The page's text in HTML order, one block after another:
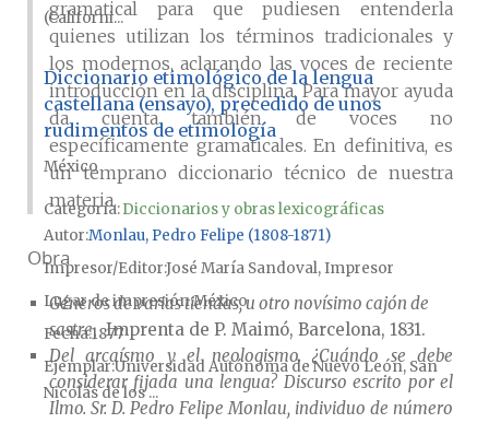
gramatical para que pudiesen entenderla
quienes utilizan los términos tradicionales y
los modernos, aclarando las voces de reciente
introducción en la disciplina. Para mayor ayuda
da cuenta también de voces no
específicamente gramaticales. En definitiva, es
un temprano diccionario técnico de nuestra
materia.
Obra
Géneros de varias tiendas, u otro novísimo cajón de
sastre, Imprenta de P. Maimó, Barcelona, 1831.
Del arcaísmo y el neologismo. ¿Cuándo se debe
considerar fijada una lengua? Discurso escrito por el
Ilmo. Sr. D. Pedro Felipe Monlau, individuo de número
(Californi...
Diccionario etimológico de la lengua
castellana (ensayo), precedido de unos
rudimentos de etimología
México
Categoría:Diccionarios y obras lexicográficas
Autor Monlau, Pedro Felipe (1808-1871)
Impresor/EditorJosé María Sandoval, Impresor
Lugar de impresiónMéxico
Fecha1877
EjemplarUniversidad Autónoma de Nuevo León, San
Nicolás de los ...